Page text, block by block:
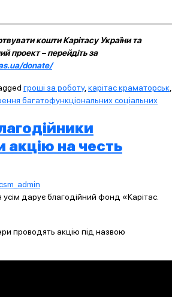
кошти Карітасу України та
проект – перейдіть за
donate/
гроші за роботу, карітас краматорськ
багатофункціональних соціальних
акцію на честь
дарує благодійний фонд «Карітас.
проводять акцію під назвою